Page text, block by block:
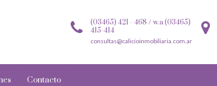
(03465) 421 - 468 / w.a (03465)
415-414
consultas@calicioinmobiliaria.com.ar
Contacto